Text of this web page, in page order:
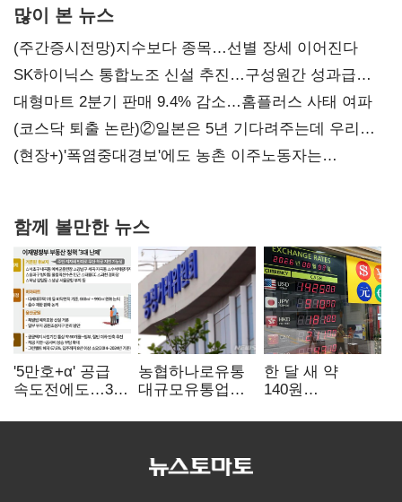
많이 본 뉴스
(주간증시전망)지수보다 종목…선별 장세 이어진다
SK하이닉스 통합노조 신설 추진…구성원간 성과급
불만 확산
대형마트 2분기 판매 9.4% 감소…홈플러스 사태 여파
(코스닥 퇴출 논란)②일본은 5년 기다려주는데 우리는
당장 퇴출?…시간만으론 부족한 코스닥 구하기
(현장+)'폭염중대경보'에도 농촌 이주노동자는
함께 볼만한 뉴스
'5만호+α' 공급
속도전에도…3대
농협하나로유통
대규모유통업법
공정위, 과징금
부과
한 달 새 약
140원
엔저'에 원화